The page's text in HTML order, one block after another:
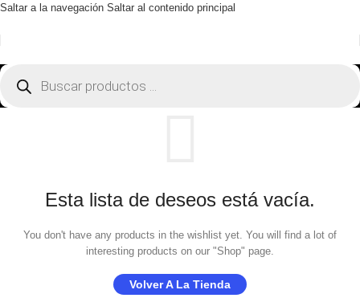
Saltar a la navegación Saltar al contenido principal
Esta lista de deseos está vacía.
You don't have any products in the wishlist yet. You will find a lot of
interesting products on our "Shop" page.
Volver A La Tienda